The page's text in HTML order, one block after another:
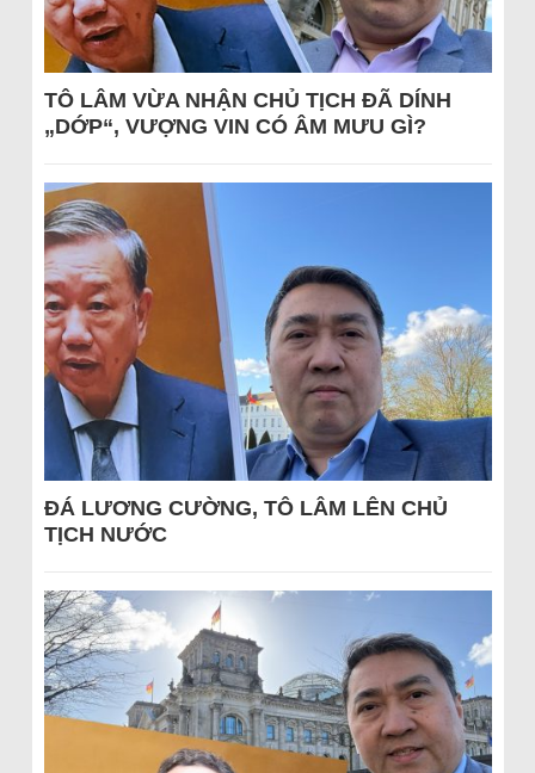
TÔ LÂM VỪA NHẬN CHỦ TỊCH ĐÃ DÍNH
„DỚP“, VƯỢNG VIN CÓ ÂM MƯU GÌ?
ĐÁ LƯƠNG CƯỜNG, TÔ LÂM LÊN CHỦ
TỊCH NƯỚC